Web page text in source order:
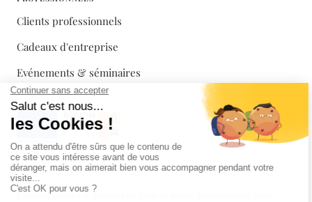
Clients professionnels
Cadeaux d'entreprise
Evénements & séminaires
L'abus d'alcool est dangereux pour la santé, à consommer avec